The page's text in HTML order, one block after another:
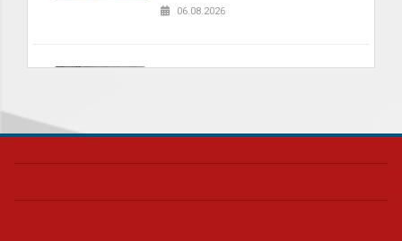
06.08.2026
realizará nova edição da Feira